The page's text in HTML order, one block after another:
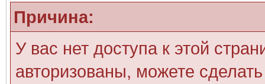
Причина:
У вас нет доступа к этой
авторизованы, можете